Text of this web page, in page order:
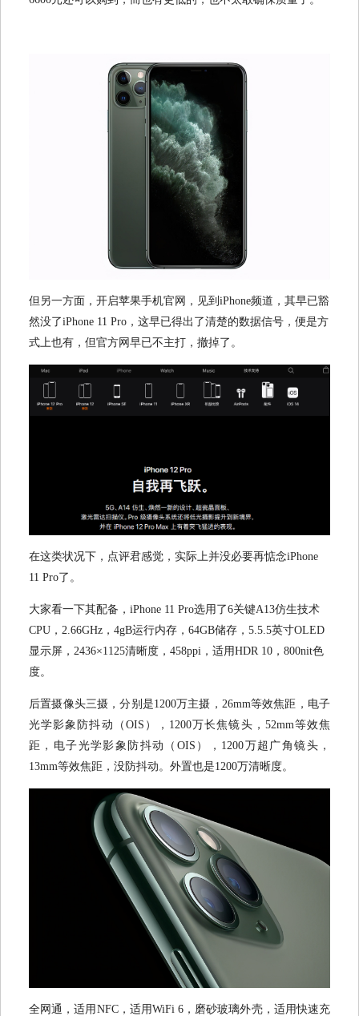
但另一方面，开启苹果手机官网，见到iPhone频道，其早已豁
然没了iPhone 11 Pro，这早已得出了清楚的数据信号，便是方
式上也有，但官方网早已不主打，撤掉了。
在这类状况下，点评君感觉，实际上并没必要再惦念iPhone
11 Pro了。
大家看一下其配备，iPhone 11 Pro选用了6关键A13仿生技术
CPU，2.66GHz，4gB运行内存，64GB储存，5.5.5英寸OLED
显示屏，2436×1125清晰度，458ppi，适用HDR 10，800nit色
度。
后置摄像头三摄，分别是1200万主摄，26mm等效焦距，电子
光学影象防抖动（OIS），1200万长焦镜头，52mm等效焦
距，电子光学影象防抖动（OIS），1200万超广角镜头，
13mm等效焦距，没防抖动。外置也是1200万清晰度。
全网通，适用NFC，适用WiFi 6，磨砂玻璃外壳，适用快速充